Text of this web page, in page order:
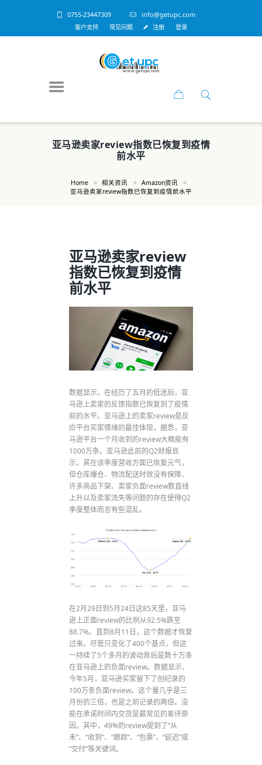
0755-23447309 info@getupc.com
客户支持 常见问题 注册 登录
亚马逊卖家review指数已恢复到疫情
前水平
Home 相关资讯
Amazon资讯
亚马逊卖家review指数已恢复到疫情前水平
亚马逊卖家review
指数已恢复到疫情
前水平
数据显示，在经历了五月的低迷后，亚
马逊上卖家的反馈指数已恢复到了疫情
前的水平。亚马逊上的卖家review是反
应平台买家情绪的最佳体现，据悉，亚
马逊平台一个月收到的review大概能有
1000万条。亚马逊此前的Q2财报显
示，其在该季度营收方面已恢复元气，
但仓库爆仓、物流配送时效没有保障、
许多商品下架、卖家负面review数直线
上升以及卖家流失等问题的存在使得Q2
季度整体而言有些混乱。
在2月29日到5月24日这85天里，亚马
逊上正面review的比例从92.5%跌至
88.7%。直到8月11日，这个数据才恢复
过来。尽管只变化了400个基点，但这
一持续了5个多月的波动背后是数十万条
在亚马逊上的负面review。数据显示，
今年5月，亚马逊买家留下了创纪录的
100万条负面review。这个量几乎是三
月份的三倍，也是之前记录的两倍。没
能在承诺时间内交货是最常见的差评原
因。其中，49%的review提到了“从
未”、“收到”、“跟踪”、“包裹”、“延迟”或
“交付”等关键词。